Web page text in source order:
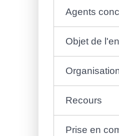
Agents
Objet de
Recours
Prise en